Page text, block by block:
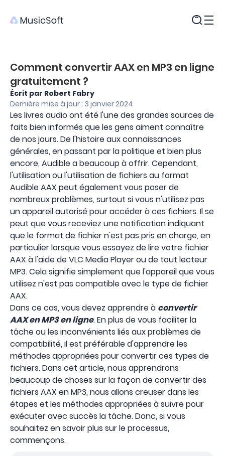
Comment convertir AAX en MP3 en ligne
gratuitement ?
Écrit par Robert Fabry
Dernière mise à jour : 3 janvier 2024
Les livres audio ont été l'une des grandes sources de
faits bien informés que les gens aiment connaître
de nos jours. De l'histoire aux connaissances
générales, en passant par la politique et bien plus
encore, Audible a beaucoup à offrir. Cependant,
l'utilisation ou l'utilisation de fichiers au format
Audible AAX peut également vous poser de
nombreux problèmes, surtout si vous n'utilisez pas
un appareil autorisé pour accéder à ces fichiers. Il se
peut que vous receviez une notification indiquant
que le format de fichier n'est pas pris en charge, en
particulier lorsque vous essayez de lire votre fichier
AAX à l'aide de VLC Media Player ou de tout lecteur
MP3. Cela signifie simplement que l'appareil que vous
utilisez n'est pas compatible avec le type de fichier
AAX.
Dans ce cas, vous devez apprendre à convertir
AAX en MP3 en ligne. En plus de vous faciliter la
tâche ou les inconvénients liés aux problèmes de
compatibilité, il est préférable d'apprendre les
méthodes appropriées pour convertir ces types de
fichiers. Dans cet article, nous apprendrons
beaucoup de choses sur la façon de convertir des
fichiers AAX en MP3, nous allons creuser dans les
étapes et les méthodes appropriées à suivre pour
exécuter avec succès la tâche. Donc, si vous
souhaitez en savoir plus sur le processus,
commençons.